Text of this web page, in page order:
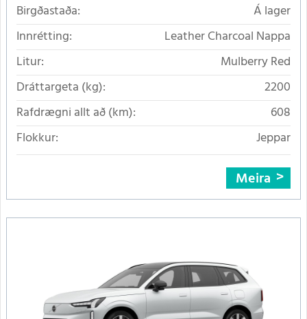
Birgðastaða:
Á lager
Innrétting:
Leather Charcoal Nappa
Litur:
Mulberry Red
Dráttargeta (kg):
2200
Rafdrægni allt að (km):
608
Flokkur:
Jeppar
Meira